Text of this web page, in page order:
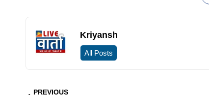
Kriyansh
All Posts
PREVIOUS